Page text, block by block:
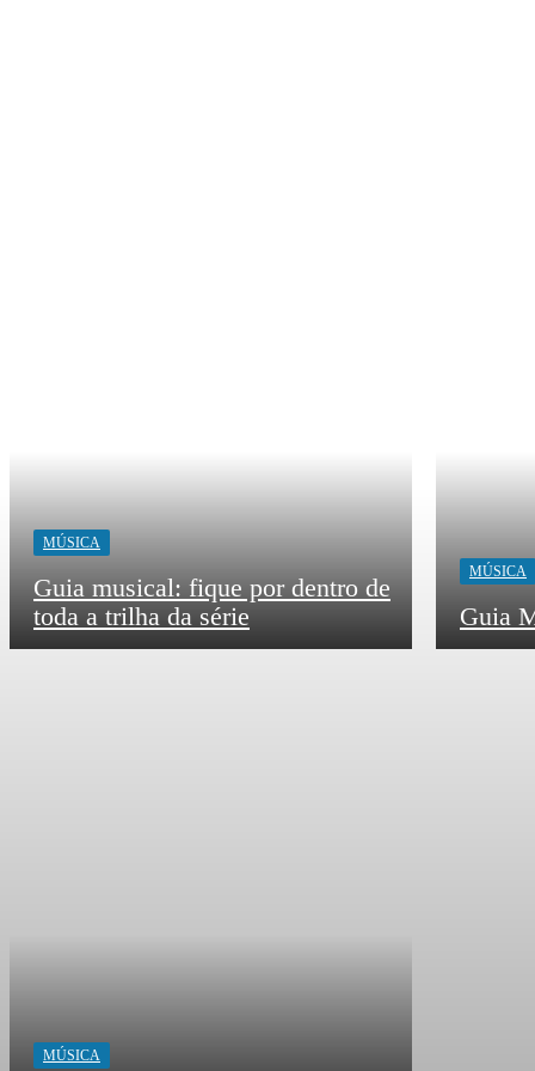
MÚSICA
Guia musical: fique por dentro de
toda a trilha da série
MÚSICA
Guia
MÚSICA